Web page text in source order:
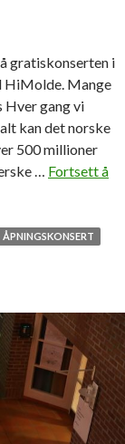
gratiskonserten i
HiMolde. Mange
Hver gang vi
kan det norske
500 millioner
… Fortsett å
ÅPNINGSKONSERT